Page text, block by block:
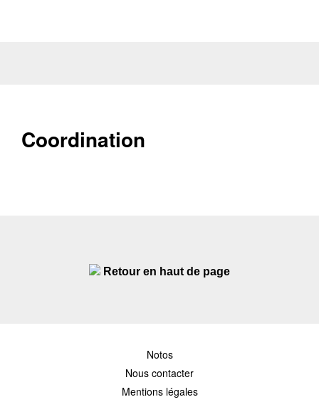
Coordination
Retour en haut de page
Notos
Nous contacter
Mentions légales